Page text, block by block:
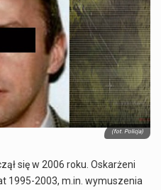
Czym jest Organizacja Traktatu Północnoatlantyckiego? Organizacja Traktatu Północnoatlantyckiego, powszechnie znana jako NATO, to międzynarodowy sojusz polityczno-wojskowy, który powstał 4 kwietnia 1949 roku. Został założony przez…
Jaką dynamikę wzrostu PKB przewidują prognozy gospodarcze dla Polski w 2026 roku? Prognozy dotyczące gospodarki Polski na rok 2026 sugerują, że Produkt Krajowy Brutto (PKB)…
Co to jest prognoza pogody na 14 dni? Prognoza pogody na 14 dni to niezwykle cenne narzędzie, które dostarcza szczegółowych informacji o długoterminowych warunkach atmosferycznych…
(fot. Policja)
się w 2006 roku. Oskarżeni
1995-2003, m.in. wymuszenia